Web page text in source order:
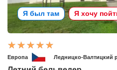
Я был там Я хочу
Европа Ледницко-Валтицкий